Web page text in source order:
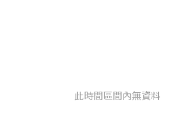
此時間區間內無資料